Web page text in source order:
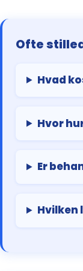
Ofte
Hvad
Hvor
Er
Hvilken